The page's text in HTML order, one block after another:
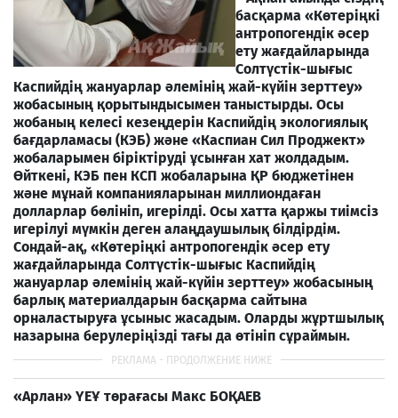
басқарма «Көтеріңкі
антропогендік әсер
ету жағдайларында
Солтүстік-шығыс
Каспийдің жануарлар әлемінің жай-күйін зерттеу»
жобасының қорытындысымен таныстырды. Осы
жобаның келесі кезеңдерін Каспийдің экологиялық
бағдарламасы (КЭБ) және «Каспиан Сил Проджект»
жобаларымен біріктіруді ұсынған хат жолдадым.
Өйткені, КЭБ пен КСП жобаларына ҚР бюджетінен
және мұнай компанияларынан миллиондаған
долларлар бөлініп, игерілді. Осы хатта қаржы тиімсіз
игерілуі мүмкін деген алаңдаушылық білдірдім.
Сондай-ақ, «Көтеріңкі антропогендік әсер ету
жағдайларында Солтүстік-шығыс Каспийдің
жануарлар әлемінің жай-күйін зерттеу» жобасының
барлық материалдарын басқарма сайтына
орналастыруға ұсыныс жасадым. Оларды жұртшылық
назарына берулеріңізді тағы да өтініп сұраймын.
«Арлан» ҮЕҰ төрағасы Макс БОҚАЕВ